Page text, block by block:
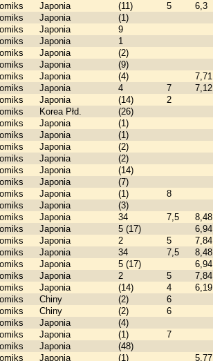
Japonia (11) 5
6,3
Japonia
(1)
Japonia
9
Japonia
1
Japonia
(2)
Japonia
(9)
Japonia (4)
7,71
Japonia 4 7 7,12
Japonia (14) 2
Korea Płd.
(26)
Japonia
(1)
Japonia
(1)
Japonia
(2)
Japonia
(2)
Japonia
(14)
Japonia
(7)
Japonia (1) 8
Japonia
(3)
Japonia 34 7,5 8,48
Japonia 5 (17)
6,94
Japonia 2 5 7,84
Japonia 34 7,5 8,48
Japonia 5 (17)
6,94
Japonia 2 5 7,84
Japonia (14) 4
6,19
Chiny (2)
6
Chiny (2)
6
Japonia
(4)
Japonia (1)
7
Japonia
(48)
Japonia (1) 5,77